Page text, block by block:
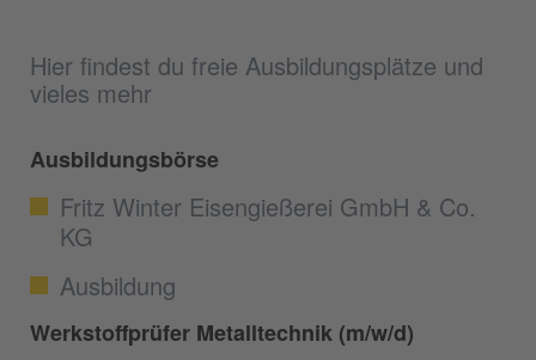
Hier findest du freie Ausbildungsplätze und
vieles mehr
Ausbildungsbörse
Fritz Winter Eisengießerei GmbH & Co.
KG
Ausbildung
Werkstoffprüfer Metalltechnik (m/w/d)